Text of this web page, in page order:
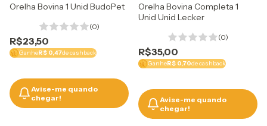
Orelha Bovina 1 Unid BudoPet
(0)
R$23,50
GanheR$ 0,47de cashback
Avise-me quando
chegar!
Orelha Bovina Completa 1
Unid Unid Lecker
(0)
R$35,00
GanheR$ 0,70de cashback
Avise-me quando
chegar!